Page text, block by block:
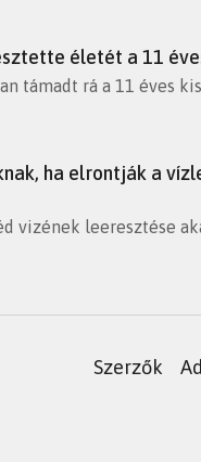
életét a 11
támadt rá a 11 éves
ha elrontják a
vizének leeresztése
Szerzők